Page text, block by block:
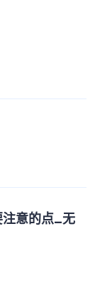
意的点_无